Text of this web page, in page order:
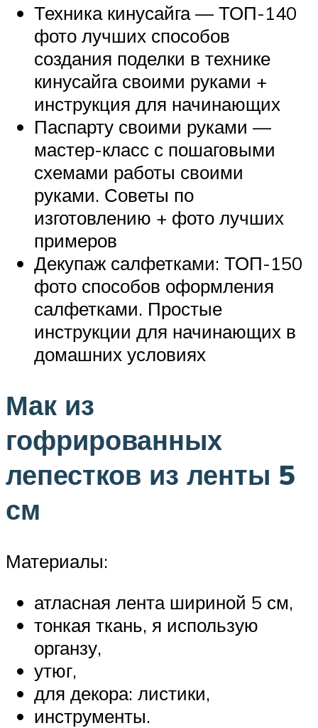
Техника кинусайга — ТОП-140
фото лучших способов
создания поделки в технике
кинусайга своими руками +
инструкция для начинающих
Паспарту своими руками —
мастер-класс с пошаговыми
схемами работы своими
руками. Советы по
изготовлению + фото лучших
примеров
Декупаж салфетками: ТОП-150
фото способов оформления
салфетками. Простые
инструкции для начинающих в
домашних условиях
Мак из
гофрированных
лепестков из ленты 5
см
Материалы:
атласная лента шириной 5 см,
тонкая ткань, я использую
органзу,
утюг,
для декора: листики,
инструменты.